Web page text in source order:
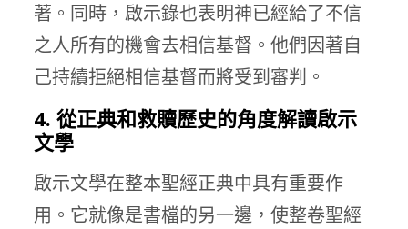
著。同時，啟示錄也表明神已經給了不信
之人所有的機會去相信基督。他們因著自
己持續拒絕相信基督而將受到審判。
4. 從正典和救贖歷史的角度解讀啟示
文學
啟示文學在整本聖經正典中具有重要作
用。它就像是書檔的另一邊，使整卷聖經